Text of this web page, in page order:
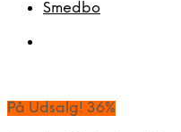
Smedbo
På Udsalg! 36%